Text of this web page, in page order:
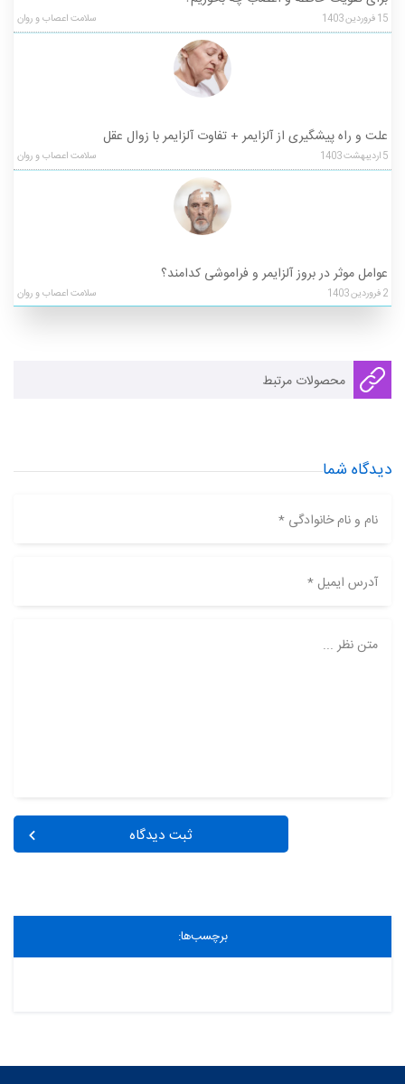
15فروردین1403 سلامت اعصاب و روان
علت و راه پیشگیری از آلزایمر + تفاوت آلزایمر با زوال عقل
5اردیبهشت1403 سلامت اعصاب و روان
عوامل موثر در بروز آلزایمر و فراموشی کدامند؟
2فروردین1403 سلامت اعصاب و روان
محصولات مرتبط
دیدگاه شما
نام و نام خانوادگی *
آدرس ایمیل *
متن نظر ...